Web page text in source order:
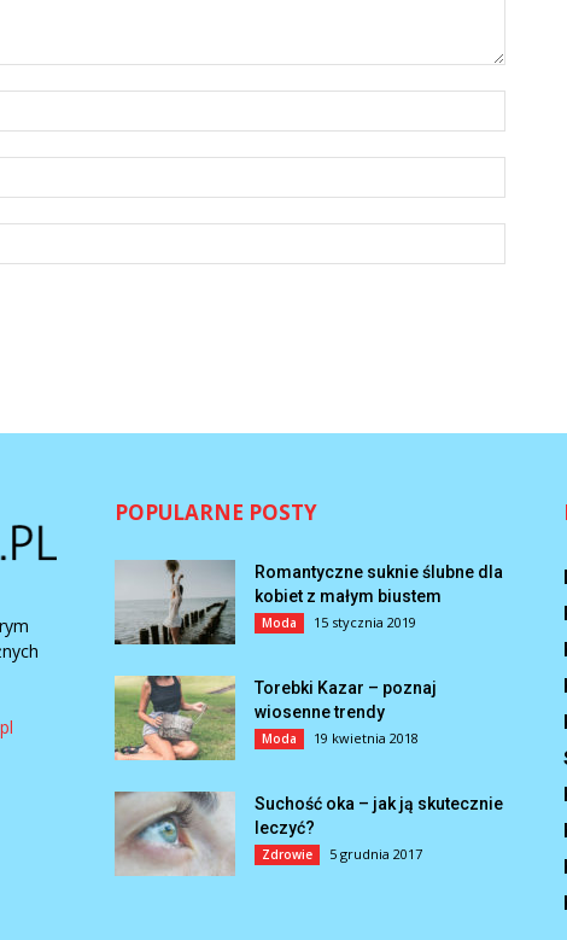
POPULARNE POSTY
Romantyczne suknie ślubne dla
kobiet z małym biustem
Moda 15 stycznia 2019
Torebki Kazar – poznaj
wiosenne trendy
Moda 19 kwietnia 2018
Suchość oka – jak ją skutecznie
leczyć?
Zdrowie 5 grudnia 2017